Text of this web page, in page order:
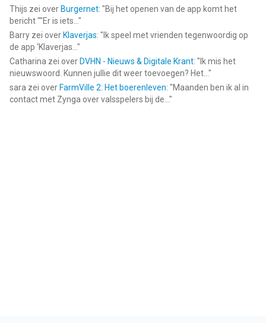
Thijs zei over Burgernet: "Bij het openen van de app komt het
bericht ""Er is iets... "
Barry zei over Klaverjas: " Ik speel met vrienden tegenwoordig op
de app ‘Klaverjas... "
Catharina zei over DVHN - Nieuws & Digitale Krant: " Ik mis het
nieuwswoord. Kunnen jullie dit weer toevoegen? Het... "
sara zei over FarmVille 2: Het boerenleven: "Maanden ben ik al in
contact met Zynga over valsspelers bij de... "